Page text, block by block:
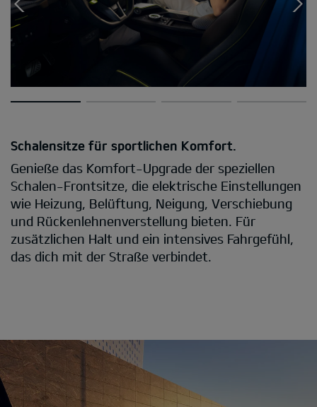
Schalensitze für sportlichen Komfort.
Genieße das Komfort-Upgrade der speziellen
Schalen-Frontsitze, die elektrische Einstellungen
wie Heizung, Belüftung, Neigung, Verschiebung
und Rückenlehnenverstellung bieten. Für
zusätzlichen Halt und ein intensives Fahrgefühl,
das dich mit der Straße verbindet.